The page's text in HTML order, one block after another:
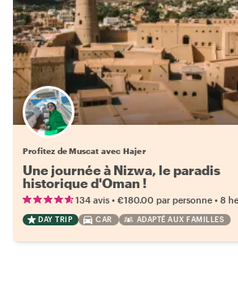
Profitez de Muscat avec Hajer
Une journée à Nizwa, le paradis
historique d'Oman !
134 avis • €180.00 par personne • 8
DAY TRIP CAR ADAPTÉ AUX FAMILLES